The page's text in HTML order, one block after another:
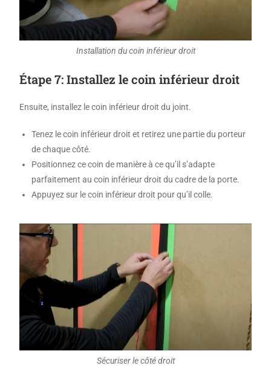
Installation du coin inférieur droit
Étape 7: Installez le coin inférieur droit
Ensuite, installez le coin inférieur droit du joint.
Tenez le coin inférieur droit et retirez une partie du porteur
de chaque côté.
Positionnez ce coin de manière à ce qu’il s’adapte
parfaitement au coin inférieur droit du cadre de la porte.
Appuyez sur le coin inférieur droit pour qu’il colle.
Sécuriser le côté droit